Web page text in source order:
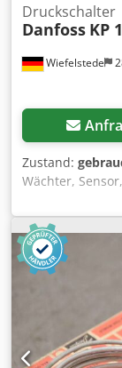
Wiefelstede
Druckschalter
Danfoss KP
Zustand:
Wächter,
Druckschalter
Anzahl: 1x
Cedpeqlgu
190/140/H45